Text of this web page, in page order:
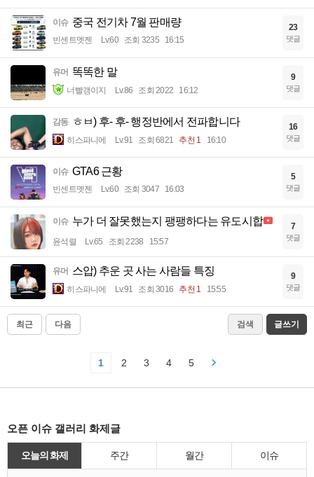
이슈 중국 전기차 7월 판매량
빈센트멧젠 Lv.60 조회 3235 16:15
23
댓글
유머 똑똑한 말
너빨갱이지 Lv.86 조회 2022 16:12
9
댓글
감동 ㅎㅂ) 후- 후- 행정반에서 전파합니다
히스파니에 Lv.91 조회 6821 추천 1 16:10
16
댓글
이슈 GTA6 근황
빈센트멧젠 Lv.60 조회 3047 16:03
5
댓글
이슈 누가 더 잘못했는지 팽팽하다는 유도시합
윤석렬 Lv.65 조회 2238 15:57
7
댓글
유머 스압) 추운 곳 사는 사람들 특징
히스파니에 Lv.91 조회 3016 추천 1 15:55
9
댓글
최근 다음 검색 글쓰기
1 2 3 4 5
오픈 이슈 갤러리 화제글
오늘의 화제 주간 월간 이슈